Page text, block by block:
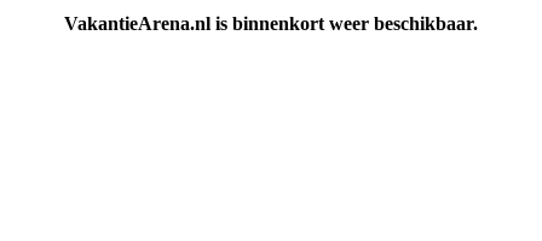
VakantieArena.nl is binnenkort weer beschikbaar.